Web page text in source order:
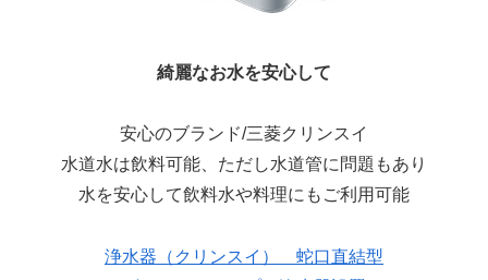
綺麗なお水を安心して
安心のブランド/三菱クリンスイ
水道水は飲料可能、ただし水道管に問題もあり
水を安心して飲料水や料理にもご利用可能
浄水器（クリンスイ） 蛇口直結型